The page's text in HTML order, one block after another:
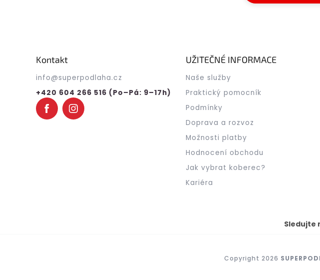
Kontakt
info@superpodlaha.cz
+420 604 266 516 (Po–Pá: 9–17h)
UŽITEČNÉ INFORMACE
Naše služby
Praktický pomocník
Podmínky
Doprava a rozvoz
Možnosti platby
Hodnocení obchodu
Jak vybrat koberec?
Kariéra
Sledujte
Copyright 2026